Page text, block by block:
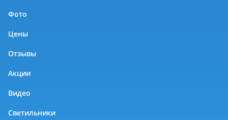
Фото
Цены
Отзывы
Акции
Видео
Светильники